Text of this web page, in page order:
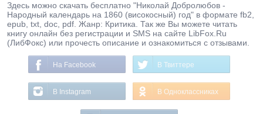
Здесь можно скачать бесплатно "Николай Добролюбов -
Народный календарь на 1860 (високосный) год" в формате fb2,
epub, txt, doc, pdf. Жанр: Критика. Так же Вы можете читать
книгу онлайн без регистрации и SMS на сайте LibFox.Ru
(ЛибФокс) или прочесть описание и ознакомиться с отзывами.
На Facebook В Твиттере
В Instagram В Одноклассниках